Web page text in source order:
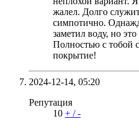
жалел. Долго
симпотично.
заметил воду, но
Полностью с тобой
покрытие!
2024-12-14, 05:20
Репутация
10 + /-